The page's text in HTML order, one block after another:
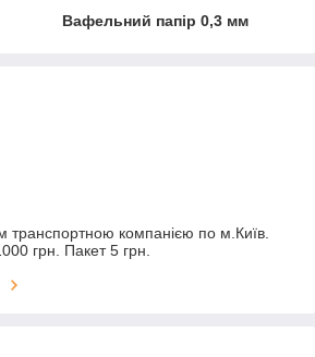
Вафельний папір 0,3 мм
транспортною компанією по м.Київ.
грн. Пакет 5 грн.